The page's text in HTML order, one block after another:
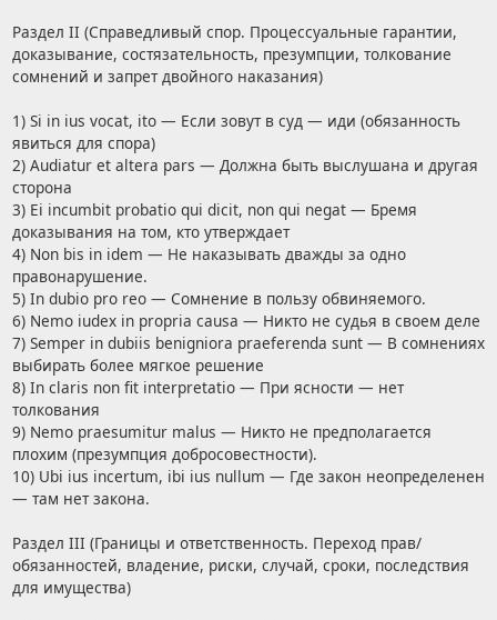
Раздел II (Справедливый спор. Процессуальные гарантии,
доказывание, состязательность, презумпции, толкование
сомнений и запрет двойного наказания)
1) Si in ius vocat, ito — Если зовут в суд — иди (обязанность
явиться для спора)
2) Audiatur et altera pars — Должна быть выслушана и другая
сторона
3) Ei incumbit probatio qui dicit, non qui negat — Бремя
доказывания на том, кто утверждает
4) Non bis in idem — Не наказывать дважды за одно
правонарушение.
5) In dubio pro reo — Сомнение в пользу обвиняемого.
6) Nemo iudex in propria causa — Никто не судья в своем деле
7) Semper in dubiis benigniora praeferenda sunt — В сомнениях
выбирать более мягкое решение
8) In claris non fit interpretatio — При ясности — нет
толкования
9) Nemo praesumitur malus — Никто не предполагается
плохим (презумпция добросовестности).
10) Ubi ius incertum, ibi ius nullum — Где закон неопределенен
— там нет закона.
Раздел III (Границы и ответственность. Переход прав/
обязанностей, владение, риски, случай, сроки, последствия
для имущества)